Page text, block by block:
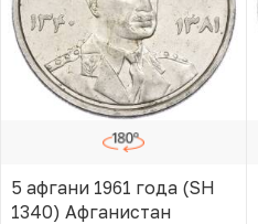
5 афгани 1961 года (SH
1340) Афганистан